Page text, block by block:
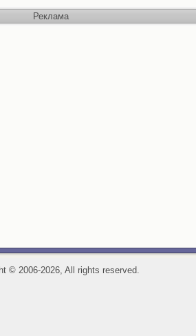
Реклама
©2006-2026, All rights reserved.